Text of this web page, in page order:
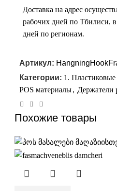
Доставка на адрес
рабочих дней по Тбилиси,
дней по регионам.
Артикул:
Категории: 1.
POS материалы, Держатели
Похожие товары